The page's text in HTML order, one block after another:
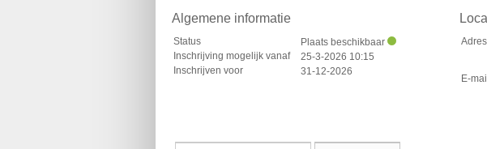
Algemene informatie
Status
Plaats beschikbaar
Inschrijving mogelijk vanaf
25-3-2026 10:15
Inschrijven voor
31-12-2026
Adres
E-mail